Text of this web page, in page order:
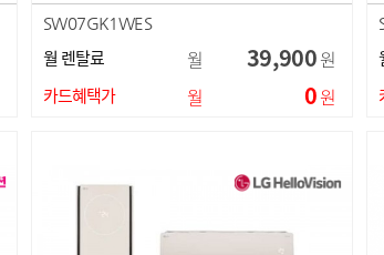
SW07GK1WES
월 렌탈료 월 39,900원
카드혜택가 월 0원